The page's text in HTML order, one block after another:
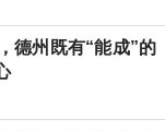
德州既有“能成”的